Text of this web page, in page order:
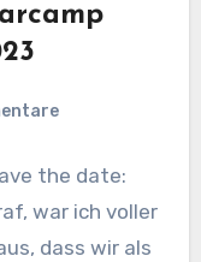
the date:
war ich voller
dass wir als